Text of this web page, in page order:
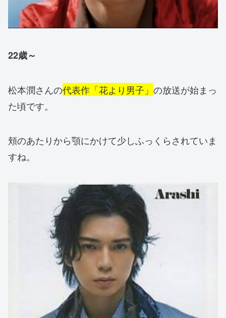
22歳～
松本潤さんの代表作「花より男子」 の放送が始まっ
た頃です。
頬のあたりから顎にかけて少しふっくらされていま
すね。